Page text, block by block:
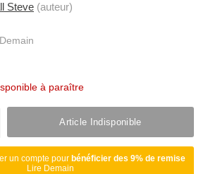
Steve (auteur)
à paraître
Article Indisponible
un compte pour bénéficier des 9% de remise
Lire Demain